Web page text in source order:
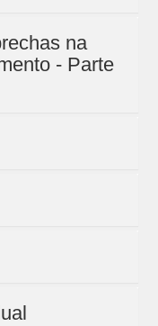
na
- Parte